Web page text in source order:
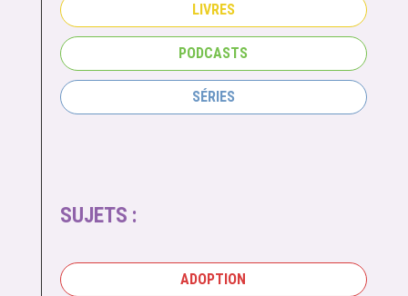
LIVRES
PODCASTS
SÉRIES
SUJETS :
ADOPTION